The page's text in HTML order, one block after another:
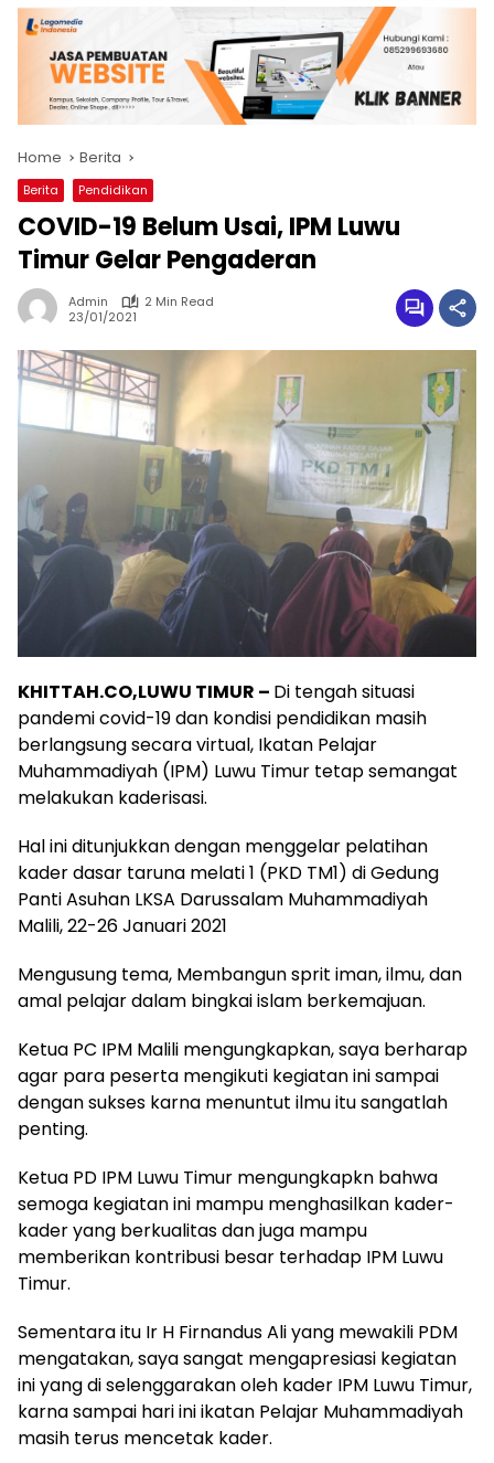
Home Berita
Berita Pendidikan
COVID-19 Belum Usai, IPM Luwu
Timur Gelar Pengaderan
Admin
2 Min Read
23/01/2021
KHITTAH.CO,LUWU TIMUR – Di tengah situasi
pandemi covid-19 dan kondisi pendidikan masih
berlangsung secara virtual, Ikatan Pelajar
Muhammadiyah (IPM) Luwu Timur tetap semangat
melakukan kaderisasi.
Hal ini ditunjukkan dengan menggelar pelatihan
kader dasar taruna melati 1 (PKD TM1) di Gedung
Panti Asuhan LKSA Darussalam Muhammadiyah
Malili, 22-26 Januari 2021
Mengusung tema, Membangun sprit iman, ilmu, dan
amal pelajar dalam bingkai islam berkemajuan.
Ketua PC IPM Malili mengungkapkan, saya berharap
agar para peserta mengikuti kegiatan ini sampai
dengan sukses karna menuntut ilmu itu sangatlah
penting.
Ketua PD IPM Luwu Timur mengungkapkn bahwa
semoga kegiatan ini mampu menghasilkan kader-
kader yang berkualitas dan juga mampu
memberikan kontribusi besar terhadap IPM Luwu
Timur.
Sementara itu Ir H Firnandus Ali yang mewakili PDM
mengatakan, saya sangat mengapresiasi kegiatan
ini yang di selenggarakan oleh kader IPM Luwu Timur,
karna sampai hari ini ikatan Pelajar Muhammadiyah
masih terus mencetak kader.